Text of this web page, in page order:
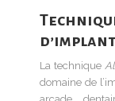
La technique
domaine de